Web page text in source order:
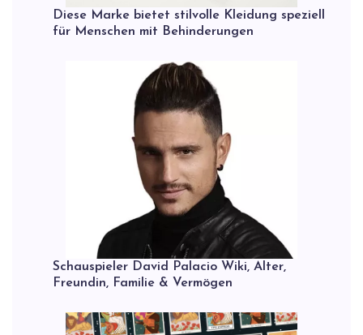
Diese Marke bietet stilvolle Kleidung speziell
für Menschen mit Behinderungen
Schauspieler David Palacio Wiki, Alter,
Freundin, Familie & Vermögen